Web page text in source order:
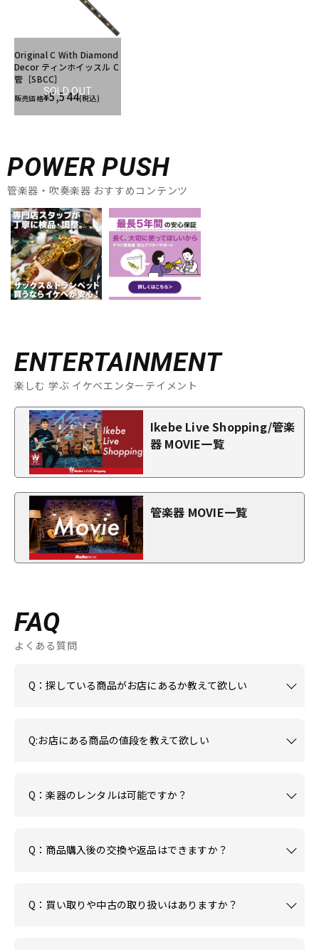
SOLD OUT
Original C With Diamond
Decor ティンホイッスル C
管［SBCC］
販売価格¥5,544(税込)
POWER PUSH
管楽器・吹奏楽器 おすすめコンテンツ
ENTERTAINMENT
楽しむ 学ぶ イケベエンターテイメント
Ikebe Live Shopping/管楽
器 MOVIE一覧
管楽器 MOVIE一覧
FAQ
よくある質問
Q：探している商品がお店にあるか教えて欲しい
Q:お店にある商品の値段を教えて欲しい
Q：楽器のレンタルは可能ですか？
Q：商品購入後の交換や返品はできますか？
Q：買い取りや中古の取り扱いはありますか？